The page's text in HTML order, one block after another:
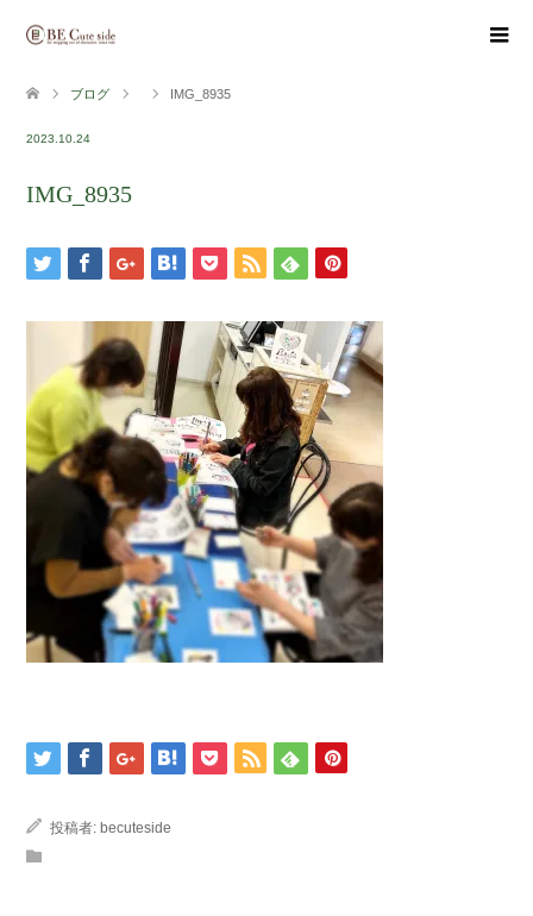
ブログ IMG_8935
2023.10.24
IMG_8935
投稿者: becuteside